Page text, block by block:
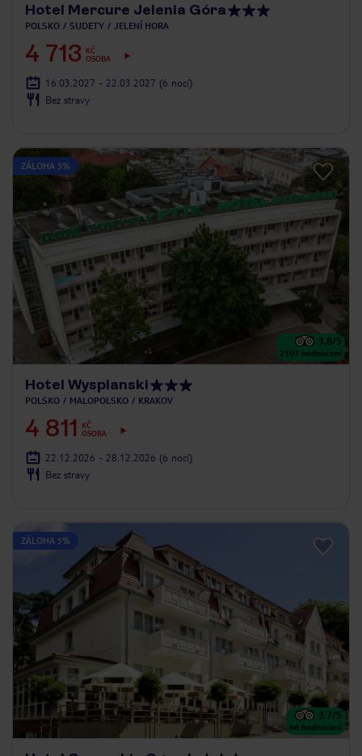
Hotel Mercure Jelenia Góra
POLSKO SUDETY JELENÍ HORA
4 713
KČ
OSOBA
16.03.2027 - 22.03.2027 (6 nocí)
Bez stravy
ZÁLOHA 5%
3.8/5
2107 hodnocení
Hotel Wyspianski
POLSKO MALOPOLSKO KRAKOV
4 811
KČ
OSOBA
22.12.2026 - 28.12.2026 (6 nocí)
Bez stravy
ZÁLOHA 5%
3.7/5
66 hodnocení